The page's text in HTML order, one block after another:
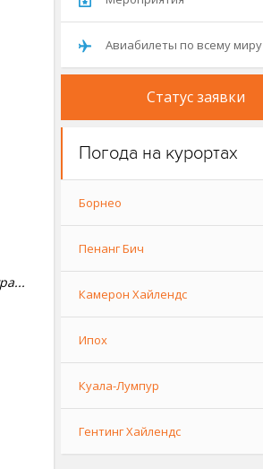
Авиабилеты по всему миру
Статус заявки
Погода на курортах
Борнео
Пенанг Бич
Камерон Хайлендс
Ипох
Куала-Лумпур
Гентинг Хайлендс